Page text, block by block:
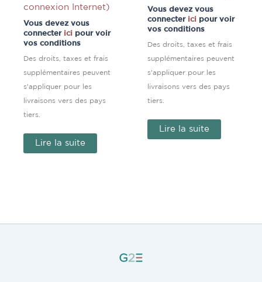
connexion Internet)
Vous devez vous
connecter ici pour voir
vos conditions
Des droits, taxes et frais
supplémentaires peuvent
s'appliquer pour les
livraisons vers des pays
tiers.
Lire la suite
Vous devez vous
connecter ici pour voir
vos conditions
Des droits, taxes et frais
supplémentaires peuvent
s'appliquer pour les
livraisons vers des pays
tiers.
Lire la suite